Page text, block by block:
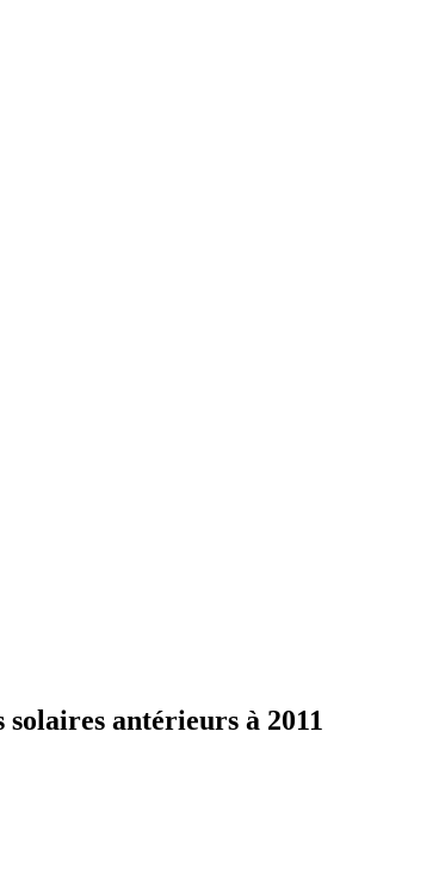
antérieurs à 2011